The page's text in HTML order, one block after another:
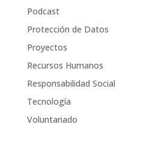
Podcast
Protección de Datos
Proyectos
Recursos Humanos
Responsabilidad Social
Tecnología
Voluntariado